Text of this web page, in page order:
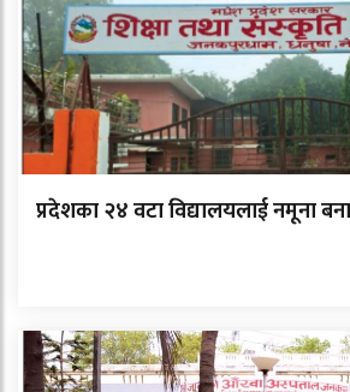
प्रदेशका २४ वटा विद्यालयलाई नमूना